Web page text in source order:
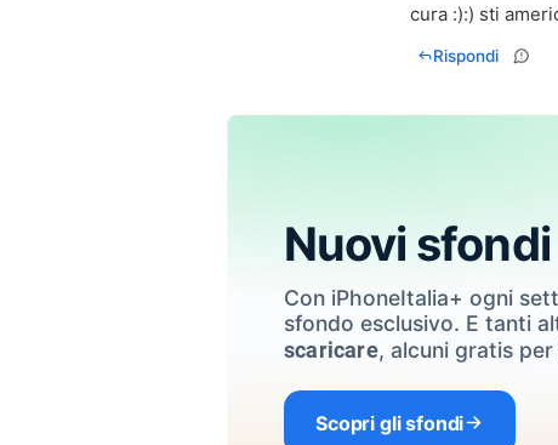
cura :):) sti
Rispondi
Nuovi
Con iPhoneItalia+ ogni
sfondo esclusivo. E tanti
scaricare, alcuni gratis
Scopri gli sfondi